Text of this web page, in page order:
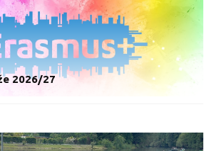
2026/27